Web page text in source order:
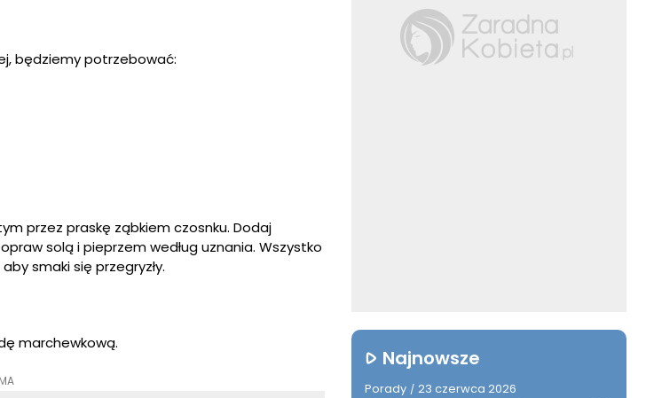
będziemy potrzebować:
przez praskę ząbkiem czosnku. Dodaj
solą i pieprzem według uznania. Wszystko
smaki się przegryzły.
marchewkową.
Najnowsze
Porady / 23 czerwca 2026